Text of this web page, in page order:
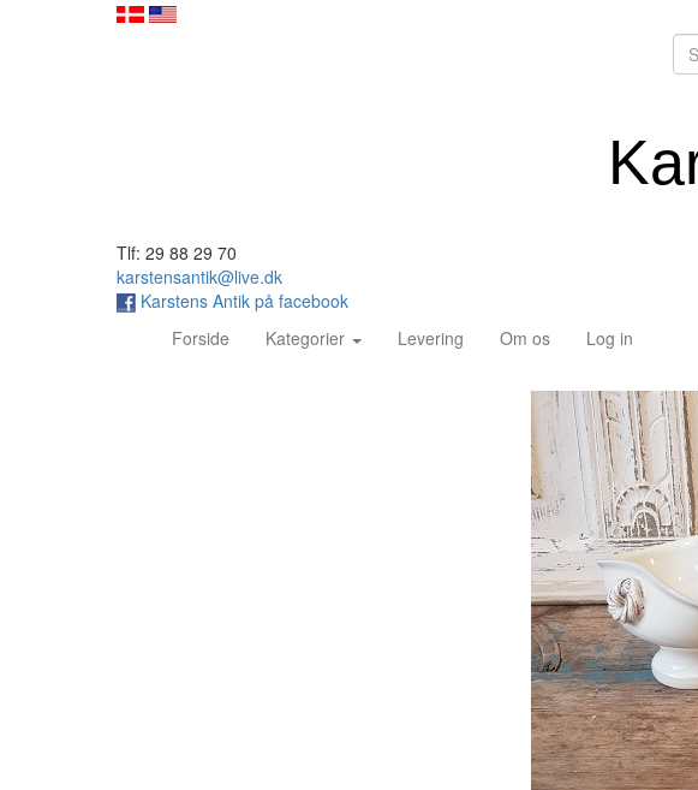
Tlf: 29 88 29 70
karstensantik@live.dk
Karstens Antik på facebook
Forside (current)Kategorier Levering Om os Log in